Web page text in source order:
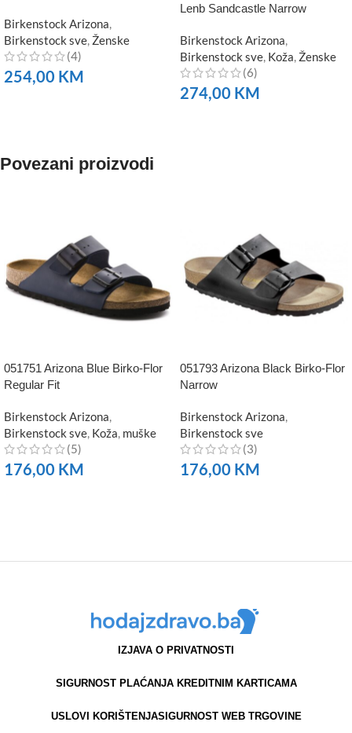
Birkenstock Arizona
Birkenstock sve Ženske
(4)
254,00 KM
Lenb Sandcastle Narrow
Birkenstock Arizona
Birkenstock sve Koža Ženske
(6)
274,00 KM
Povezani proizvodi
051751 Arizona Blue Birko-Flor
Regular Fit
Birkenstock Arizona
Birkenstock sve Koža muške
(5)
176,00 KM
051793 Arizona Black Birko-Flor
Narrow
Birkenstock Arizona
Birkenstock sve
(3)
176,00 KM
IZJAVA O PRIVATNOSTI
SIGURNOST PLAĆANJA KREDITNIM KARTICAMA
USLOVI KORIŠTENJASIGURNOST WEB TRGOVINE